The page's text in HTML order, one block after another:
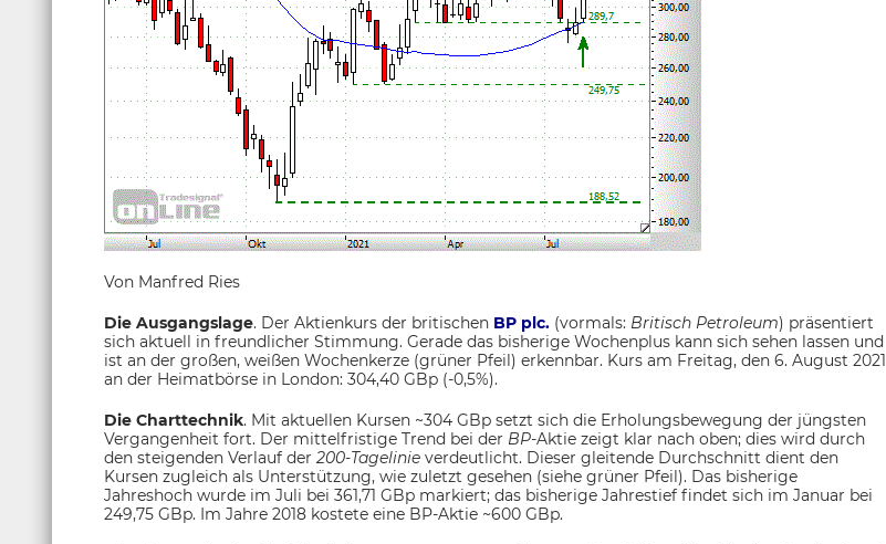
Von Manfred Ries
Die Ausgangslage. Der Aktienkurs der britischen BP plc. (vormals: Britisch Petroleum) präsentiert
sich aktuell in freundlicher Stimmung. Gerade das bisherige Wochenplus kann sich sehen lassen und
ist an der großen, weißen Wochenkerze (grüner Pfeil) erkennbar. Kurs am Freitag, den 6. August 2021
an der Heimatbörse in London: 304,40 GBp (-0,5%).
Die Charttechnik. Mit aktuellen Kursen ~304 GBp setzt sich die Erholungsbewegung der jüngsten
Vergangenheit fort. Der mittelfristige Trend bei der BP-Aktie zeigt klar nach oben; dies wird durch
den steigenden Verlauf der 200-Tagelinie verdeutlicht. Dieser gleitende Durchschnitt dient den
Kursen zugleich als Unterstützung, wie zuletzt gesehen (siehe grüner Pfeil). Das bisherige
Jahreshoch wurde im Juli bei 361,71 GBp markiert; das bisherige Jahrestief findet sich im Januar bei
249,75 GBp. Im Jahre 2018 kostete eine BP-Aktie ~600 GBp.